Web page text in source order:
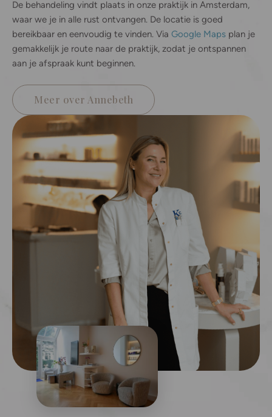
De behandeling vindt plaats in onze praktijk in Amsterdam,
waar we je in alle rust ontvangen. De locatie is goed
bereikbaar en eenvoudig te vinden. Via Google Maps plan je
gemakkelijk je route naar de praktijk, zodat je ontspannen